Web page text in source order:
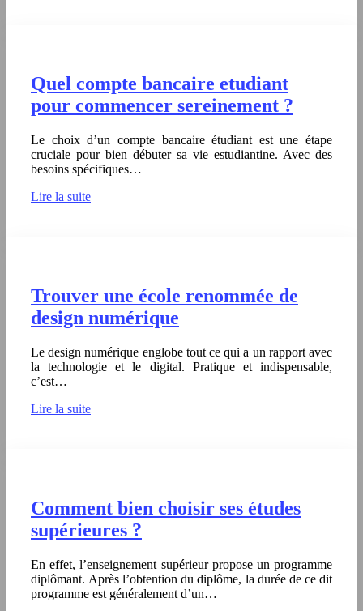
Quel compte bancaire etudiant
pour commencer sereinement ?
Le choix d’un compte bancaire étudiant est une étape
cruciale pour bien débuter sa vie estudiantine. Avec des
besoins spécifiques…
Lire la suite
Trouver une école renommée de
design numérique
Le design numérique englobe tout ce qui a un rapport avec
la technologie et le digital. Pratique et indispensable,
c’est…
Lire la suite
Comment bien choisir ses études
supérieures ?
En effet, l’enseignement supérieur propose un programme
diplômant. Après l’obtention du diplôme, la durée de ce dit
programme est généralement d’un…